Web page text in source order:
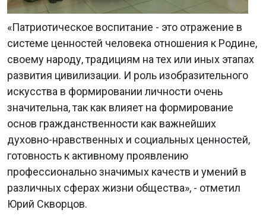
«Патриотическое воспитание - это отражение в
системе ценностей человека отношения к Родине,
своему народу, традициям на тех или иных этапах
развития цивилизации. И роль изобразительного
искусства в формировании личности очень
значительна, так как влияет на формирование
основ гражданственности как важнейших
духовно-нравственных и социальных ценностей,
готовность к активному проявлению
профессионально значимых качеств и умений в
различных сферах жизни общества», - отметил
Юрий Скворцов.